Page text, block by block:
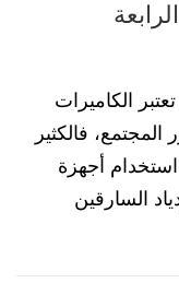
الكاميرات
فالكثير
أجهزة
السارقين